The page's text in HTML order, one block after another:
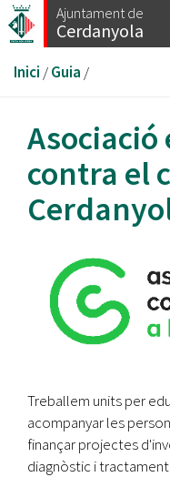
Vés
al
Ajuntament de
Cerdanyola
Esteu
aquí
Inici /Guia /
contra el
Treballem units per
acompanyar les
finançar projectes
diagnòstic i